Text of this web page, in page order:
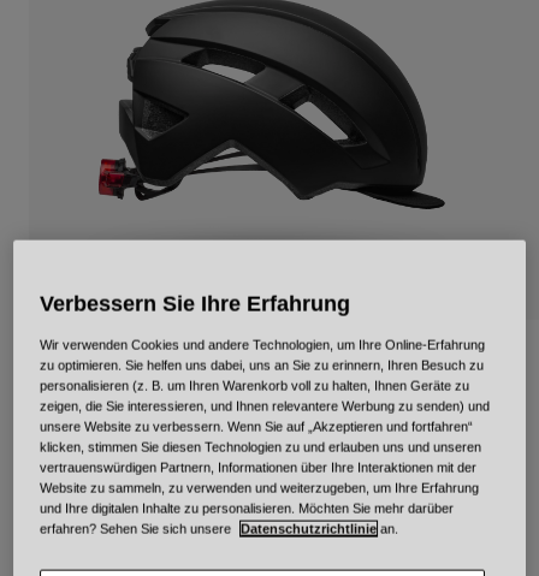
Adventure
Retro
Ersatzteile
Urban
BMX
Ersatzteile
Alle Artikel anzeigen
Tägliche LED-Mips
Artikelnr.34332
Price reduced from
€ 129,95to€ 90,96 30% OFF
Verbessern Sie Ihre Erfahrung
Wir verwenden Cookies und andere Technologien, um Ihre Online-Erfahrung
zu optimieren. Sie helfen uns dabei, uns an Sie zu erinnern, Ihren Besuch zu
personalisieren (z. B. um Ihren Warenkorb voll zu halten, Ihnen Geräte zu
zeigen, die Sie interessieren, und Ihnen relevantere Werbung zu senden) und
unsere Website zu verbessern. Wenn Sie auf „Akzeptieren und fortfahren“
klicken, stimmen Sie diesen Technologien zu und erlauben uns und unseren
vertrauenswürdigen Partnern, Informationen über Ihre Interaktionen mit der
Website zu sammeln, zu verwenden und weiterzugeben, um Ihre Erfahrung
und Ihre digitalen Inhalte zu personalisieren. Möchten Sie mehr darüber
erfahren? Sehen Sie sich unsere
Datenschutzrichtlinie an.